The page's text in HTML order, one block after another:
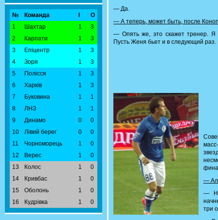
№ Команда
О
1
Шахтар 1
3
2
Карпати 1
3
3
Епіцентр 1
3
4
Зоря 1
3
5
Полісся 1
3
6
Харків 1
3
7
Буковина 1
1
8
ЛНЗ 1
1
9
Динамо 0
0
10
Лівий берег 0
0
11
Чорноморець 1
0
12
Верес 1
0
13
Колос 1
0
14
Кривбас 1
0
15
Оболонь 1
0
16
Кудрівка 1 0
— Да.
— А теперь, может быть, после
— Опять же, это скажет тренер. Я
Пусть Женя бьет и в следующий
—
— Ну
три